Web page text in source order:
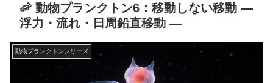
🦐 動物プランクトン6：移動しない移動 ―
浮力・流れ・日周鉛直移動 ―
動物プランクトンシリーズ